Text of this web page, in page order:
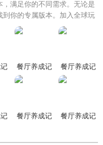
口味和需求，制作出各种
务状况，确保餐厅的正
满足你的不同需求。无论是
到你的专属版本。加入全球玩
餐厅养成记
手游1.4.2版
餐厅养成记
餐厅养成记
餐厅养成记